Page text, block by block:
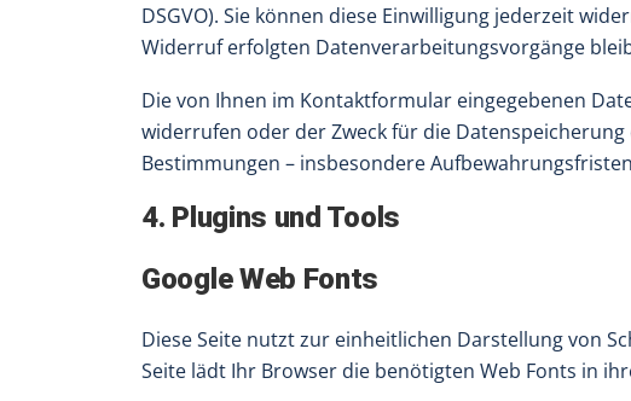
DSGVO). Sie können diese Einwilligung jederzeit
Widerruf erfolgten Datenverarbeitungsvorgänge
Die von Ihnen im Kontaktformular eingegebenen
widerrufen oder der Zweck für die
Bestimmungen – insbesondere
4. Plugins und Tools
Google Web Fonts
Diese Seite nutzt zur einheitlichen Darstellung von
Seite lädt Ihr Browser die benötigten Web Fonts in